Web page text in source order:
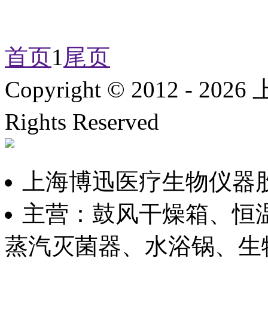
首页1尾页
Copyright © 2012 - 2026
Rights Reserved
上海博迅医疗生物仪器
主营：鼓风干燥箱、恒
蒸汽灭菌器、水浴锅、